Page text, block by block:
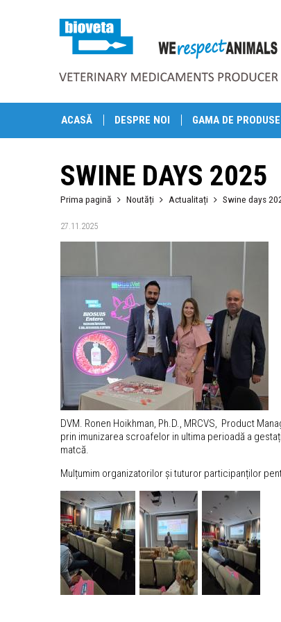
ACASĂ DESPRE NOI GAMA DE PRODUSE
SWINE DAYS 2025
Prima pagină Noutăți Actualitați Swine days
27.11.2025
DVM. Ronen Hoikhman, Ph.D., MRCVS, Product
prin imunizarea scroafelor in ultima perioadă a
matcă.
Mulțumim organizatorilor și tuturor participanților